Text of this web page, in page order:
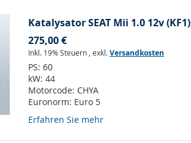
Katalysator SEAT Mii 1.0 12v (KF1)
275,00 €
Inkl. 19% Steuern ,exkl.Versandkosten
PS:60
kW:44
Motorcode: CHYA
Euronorm: Euro 5
Erfahren Sie mehr